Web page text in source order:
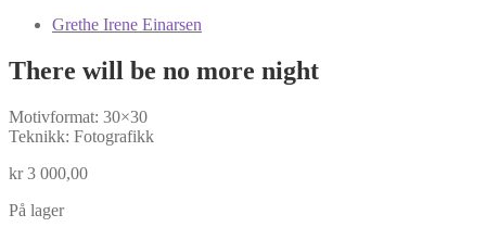
Grethe Irene Einarsen
There will be no more night
Motivformat: 30×30
Teknikk: Fotografikk
kr3 000,00
På lager